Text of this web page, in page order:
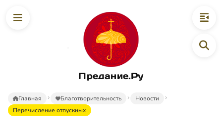
Предание.Ру
Главная Благотворительность
Новости
Перечисление отпускных